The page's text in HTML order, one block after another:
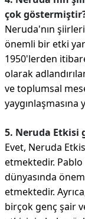
çok
Neruda'nın
önemli bir etki
1950'lerden
olarak
ve toplumsal
yaygınlaşmasına
5. Neruda Etkisi
Evet, Neruda
etmektedir.
dünyasında
etmektedir.
birçok genç şair